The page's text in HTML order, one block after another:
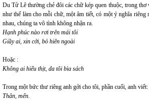
Du Tử Lê thường chẻ đôi các chữ kép quen thuộc, trong thơ
như thế làm cho mỗi chữ, một âm tiết, có một ý nghĩa riêng
nhau, chúng ta vô tình không nhận ra.
Hạnh phúc nào rơi trên mái tôi
Giầy ai, xin cởi, bỏ hiên ngoài
Hoặc :
Không ai hiểu thịt, da tôi bìa sách
Trong một bức thư riêng anh gởi cho tôi, phần cuối, anh viết:
Thân, mến.